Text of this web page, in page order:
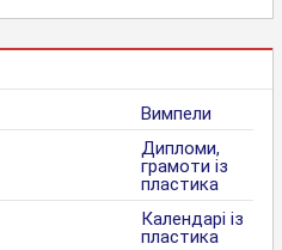
Вимпели
Дипломи,
грамоти із
пластика
Календарі із
пластика